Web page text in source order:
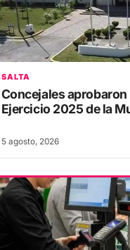
SALTA
Concejales aprobaron
Ejercicio 2025 de la